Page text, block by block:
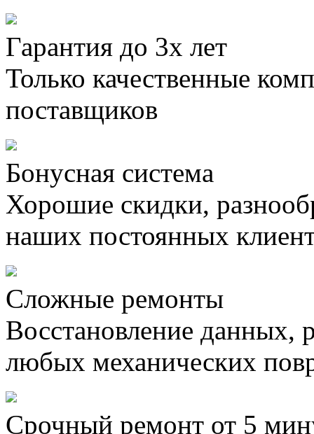
Гарантия до 3х лет
Только качественные
поставщиков
Бонусная система
Хорошие скидки,
наших постоянных
Сложные ремонты
Восстановление данных,
любых механических
Срочный ремонт от 5